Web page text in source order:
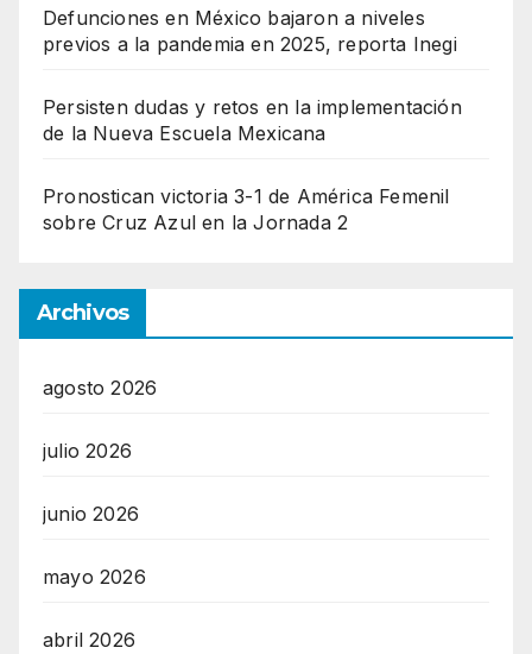
Defunciones en México bajaron a niveles
previos a la pandemia en 2025, reporta Inegi
Persisten dudas y retos en la implementación
de la Nueva Escuela Mexicana
Pronostican victoria 3-1 de América Femenil
sobre Cruz Azul en la Jornada 2
Archivos
agosto 2026
julio 2026
junio 2026
mayo 2026
abril 2026